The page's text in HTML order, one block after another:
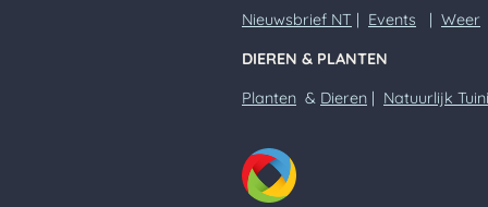
Nieuwsbrief NT | Events | Weer
DIEREN & PLANTEN
Planten & Dieren | Natuurlijk